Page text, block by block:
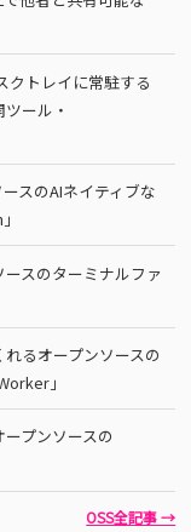
クトレイに常駐する
ール・
スのAIネイティブな
スのターミナルファ
るオープンソースの
」
プンソースの
OSS全記事 →